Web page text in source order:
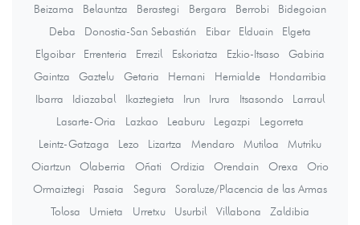
Beizama
Belauntza Berastegi Bergara Berrobi
Bidegoian
Deba
Donostia-San Sebastián Eibar Elduain
Elgeta
Elgoibar
Errenteria Errezil Eskoriatza Ezkio-Itsaso
Gabiria
Gaintza
Gaztelu Getaria Hernani Hernialde
Hondarribia
Ibarra
Idiazabal Ikaztegieta Irun Irura Itsasondo
Larraul
Lasarte-Oria
Lazkao Leaburu Legazpi
Legorreta
Leintz-Gatzaga
Lezo Lizartza Mendaro Mutiloa
Mutriku
Oiartzun
Olaberria Oñati Ordizia Orendain Orexa
Orio
Ormaiztegi
Pasaia Segura
Soraluze/Placencia de las Armas
Tolosa
Urnieta Urretxu Usurbil Villabona
Zaldibia